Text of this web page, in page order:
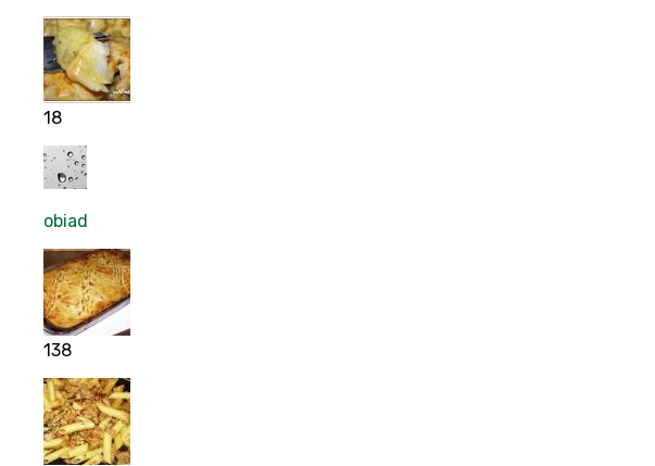
18
obiad
138